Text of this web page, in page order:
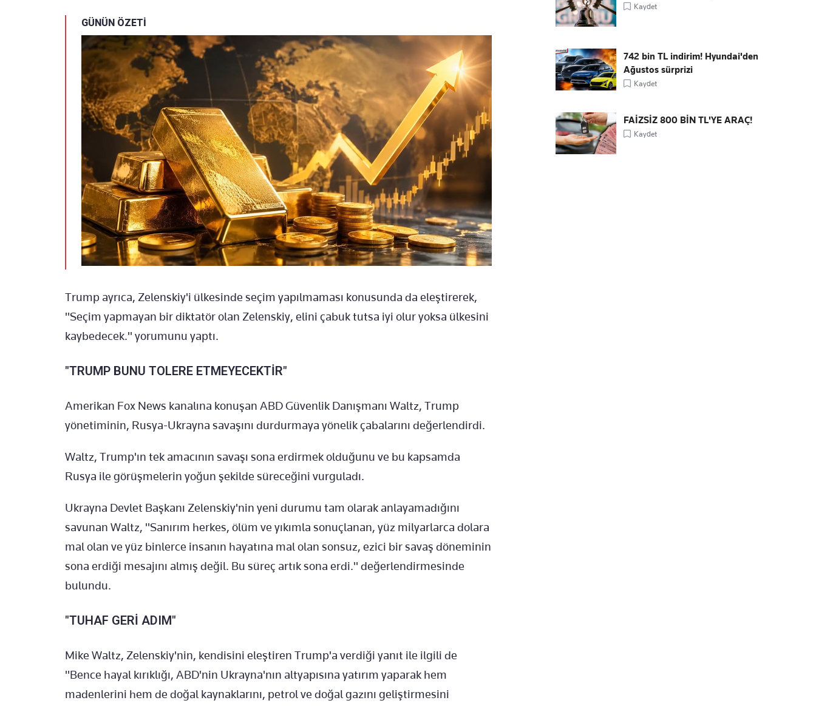
GÜNÜN ÖZETİ
Trump ayrıca, Zelenskiy'i ülkesinde seçim yapılmaması konusunda da eleştirerek,
"Seçim yapmayan bir diktatör olan Zelenskiy, elini çabuk tutsa iyi olur yoksa ülkesini
kaybedecek." yorumunu yaptı.
"TRUMP BUNU TOLERE ETMEYECEKTİR"
Amerikan Fox News kanalına konuşan ABD Güvenlik Danışmanı Waltz, Trump
yönetiminin, Rusya-Ukrayna savaşını durdurmaya yönelik çabalarını değerlendirdi.
Waltz, Trump'ın tek amacının savaşı sona erdirmek olduğunu ve bu kapsamda
Rusya ile görüşmelerin yoğun şekilde süreceğini vurguladı.
Ukrayna Devlet Başkanı Zelenskiy'nin yeni durumu tam olarak anlayamadığını
savunan Waltz, "Sanırım herkes, ölüm ve yıkımla sonuçlanan, yüz milyarlarca dolara
mal olan ve yüz binlerce insanın hayatına mal olan sonsuz, ezici bir savaş döneminin
sona erdiği mesajını almış değil. Bu süreç artık sona erdi." değerlendirmesinde
bulundu.
"TUHAF GERİ ADIM"
Mike Waltz, Zelenskiy'nin, kendisini eleştiren Trump'a verdiği yanıt ile ilgili de
"Bence hayal kırıklığı, ABD'nin Ukrayna'nın altyapısına yatırım yaparak hem
madenlerini hem de doğal kaynaklarını, petrol ve doğal gazını geliştirmesini
Kaydet
742 bin TL indirim! Hyundai'den
Ağustos sürprizi
Kaydet
FAİZSİZ 800 BİN TL'YE ARAÇ!
Kaydet